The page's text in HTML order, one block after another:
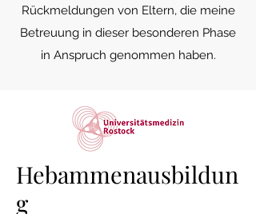
Rückmeldungen von Eltern, die meine
Betreuung in dieser besonderen Phase
in Anspruch genommen haben.
Hebammenausbildun
g